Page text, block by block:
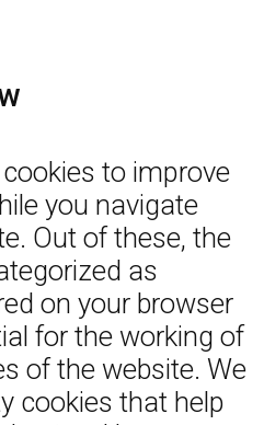
to improve
you navigate
Out of these, the
as
on your browser
for the working of
of the website. We
cookies that help